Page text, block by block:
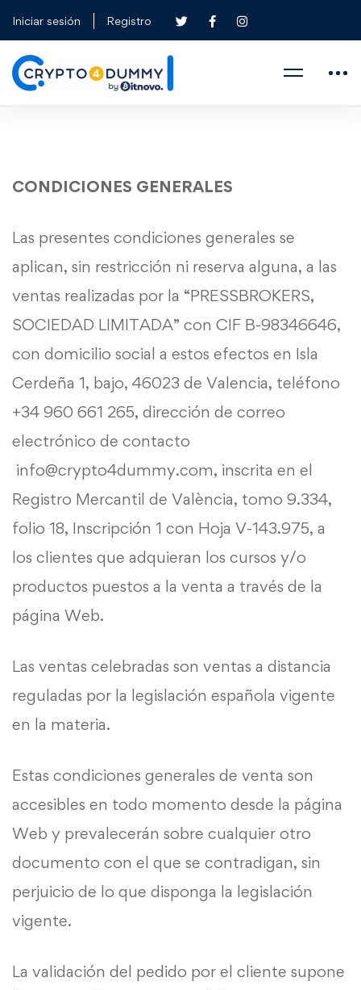
Iniciar sesión Registro
CONDICIONES GENERALES
Las presentes condiciones generales se
aplican, sin restricción ni reserva alguna, a las
ventas realizadas por la “PRESSBROKERS,
SOCIEDAD LIMITADA” con CIF B-98346646,
con domicilio social a estos efectos en Isla
Cerdeña 1, bajo, 46023 de Valencia, teléfono
+34 960 661 265, dirección de correo
electrónico de contacto
info@crypto4dummy.com, inscrita en el
Registro Mercantil de València, tomo 9.334,
folio 18, Inscripción 1 con Hoja V-143.975, a
los clientes que adquieran los cursos y/o
productos puestos a la venta a través de la
página Web.
Las ventas celebradas son ventas a distancia
reguladas por la legislación española vigente
en la materia.
Estas condiciones generales de venta son
accesibles en todo momento desde la página
Web y prevalecerán sobre cualquier otro
documento con el que se contradigan, sin
perjuicio de lo que disponga la legislación
vigente.
La validación del pedido por el cliente supone